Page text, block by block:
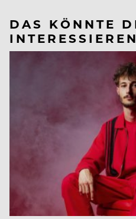
DAS KÖNNTE
INTERESSIEREN